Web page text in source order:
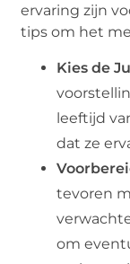
ervaring zijn
tips om het
Kies de
leeftijd
dat ze
tevoren
om